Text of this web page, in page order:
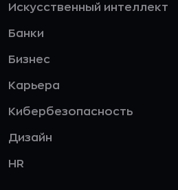
Искусственный интеллект
Банки
Бизнес
Карьера
Кибербезопасность
Дизайн
HR